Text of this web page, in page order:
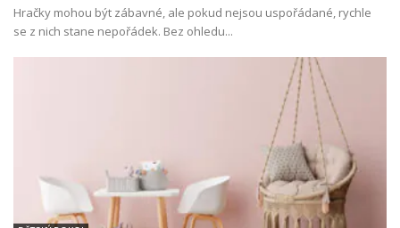
Hračky mohou být zábavné, ale pokud nejsou uspořádané, rychle
se z nich stane nepořádek. Bez ohledu...